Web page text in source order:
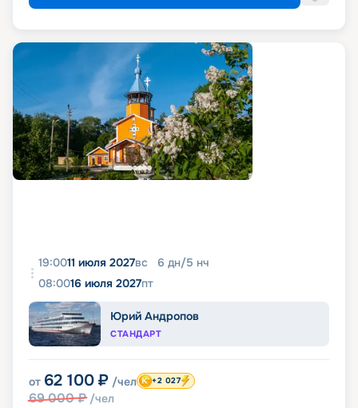
19:0011 июля 2027вс 6 дн/5 нч
08:0016 июля 2027пт
Юрий Андропов
СТАНДАРТ
от 62 100 ₽ /чел
69 000₽ /чел
+2 027